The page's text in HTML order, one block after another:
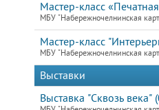
Мастер-класс
МБУ "Набережночелнинская
Мастер-класс
МБУ "Набережночелнинская
Выставки
Выставка "Сквозь века"